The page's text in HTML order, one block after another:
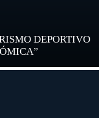
DEPORTIVO